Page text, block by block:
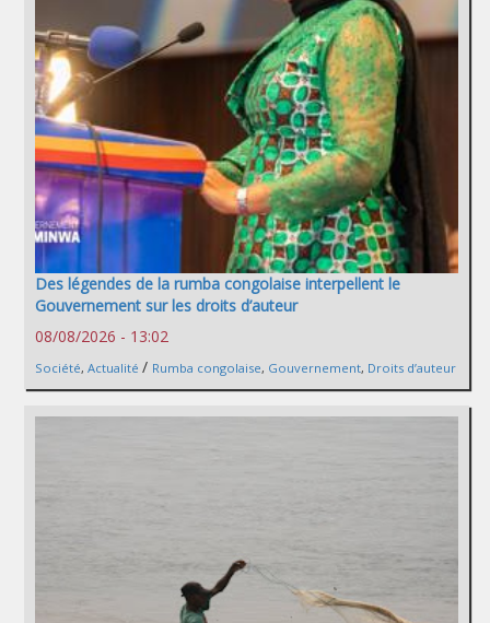
Des légendes de la rumba congolaise interpellent le
Gouvernement sur les droits d’auteur
08/08/2026 - 13:02
Société, Actualité / Rumba congolaise, Gouvernement, Droits d’auteur